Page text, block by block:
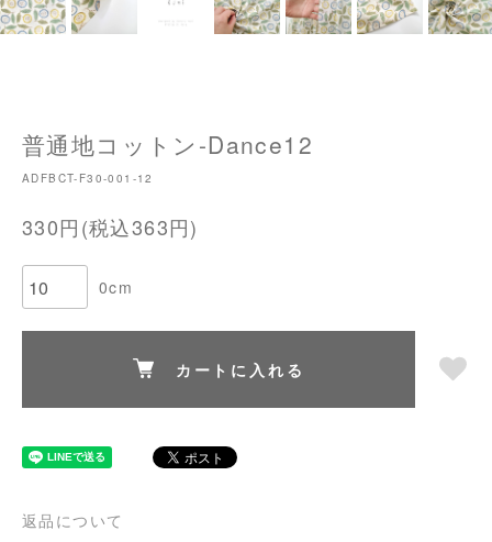
普通地コットン-Dance12
ADFBCT-F30-001-12
330円(税込363円)
0cm
カートに入れる
返品について